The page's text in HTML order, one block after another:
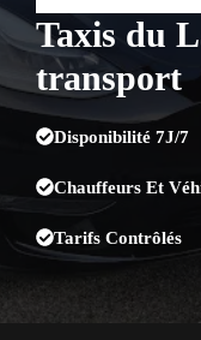
Taxis du
transport
Disponibilité 7J/7
Chauffeurs Et
Tarifs Contrôlés